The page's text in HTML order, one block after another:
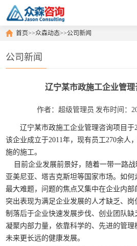
首页>>众森动态>>公司新闻
公司新闻
辽宁某市政施工企业管
作者：超级管理员 发布时间：
辽宁某市政施工企业管理咨询项目于
该企业成立于2011年，现有员工270余人
施的施工。
目前企业发展前景好，随着一带一路
亚美尼亚、塔吉克斯坦等国家市场。如
最大难题，问题的焦点又集中在企业内部
突出表现为满足企业发展的人才缺乏、
制落后于企业快速发展步伐、创业团队
凝聚内部力量，依靠科学的、先进的管
未来更长远的健康发展。